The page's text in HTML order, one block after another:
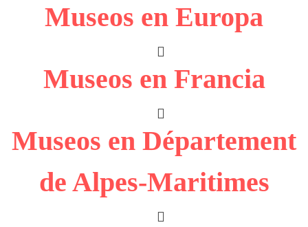
Museos en Europa
Museos en Francia
Museos en Département
de Alpes-Maritimes